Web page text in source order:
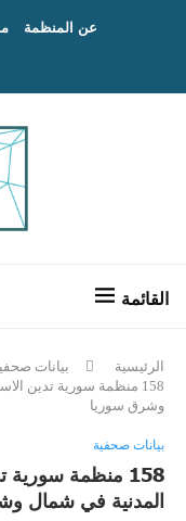
عن المنظمة
الرئيسية
بيانات
158 منظمة سورية تدين
وشرق سوريا
بيانات صحفية
158 منظمة
المدنية في شمال